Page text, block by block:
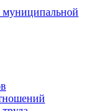
муниципальной